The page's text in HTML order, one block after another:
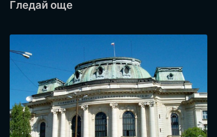
Гледай още